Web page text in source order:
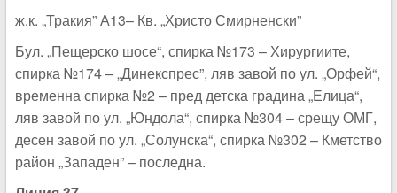
ж.к. „Тракия” А13– Кв. „Христо Смирненски”
Бул. „Пещерско шосе“, спирка №173 – Хирургиите,
спирка №174 – „Динекспрес”, ляв завой по ул. „Орфей“,
временна спирка №2 – пред детска градина „Елица“,
ляв завой по ул. „Юндола“, спирка №304 – срещу ОМГ,
десен завой по ул. „Солунска“, спирка №302 – Кметство
район „Западен” – последна.